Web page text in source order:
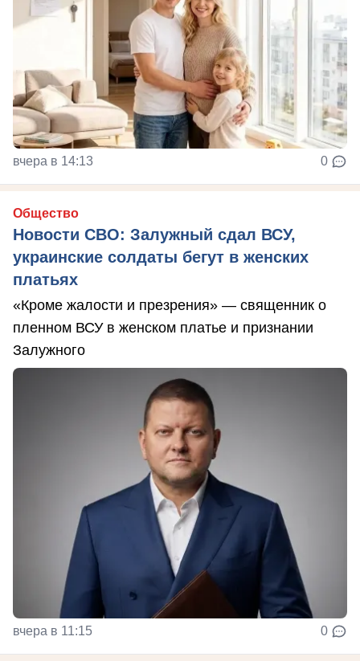
вчера в 14:13 0
Общество
Новости СВО: Залужный сдал ВСУ,
украинские солдаты бегут в женских
платьях
«Кроме жалости и презрения» — священник о
пленном ВСУ в женском платье и признании
Залужного
вчера в 11:15 0